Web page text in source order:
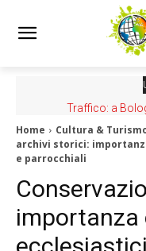
Traffico: a
Home Cultura &
archivi storici:
e parrocchiali
importanza